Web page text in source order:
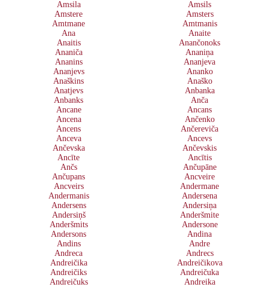
Amsila
Amsils
Amstere
Amsters
Amtmane
Amtmanis
Ana
Anaite
Anaitis
Anančonoks
Ananiča
Ananiņa
Ananins
Ananjeva
Ananjevs
Ananko
Anaškins
Anaško
Anatjevs
Anbanka
Anbanks
Anča
Ancane
Ancans
Ancena
Ančenko
Ancens
Ančereviča
Anceva
Ancevs
Ančevska
Ančevskis
Ancīte
Ancītis
Ančs
Ančupāne
Ančupans
Ancveire
Ancveirs
Andermane
Andermanis
Andersena
Andersens
Andersiņa
Andersiņš
Anderšmite
Anderšmits
Andersone
Andersons
Andina
Andins
Andre
Andreca
Andrecs
Andreičika
Andreičikova
Andreičiks
Andreičuka
Andreičuks
Andreika